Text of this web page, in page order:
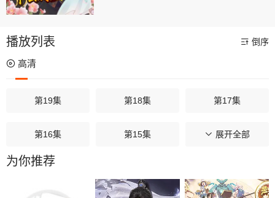
播放列表 倒序
高清
第19集 第18集 第17集
第16集 第15集 第14集
第13集
展开全部
为你推荐